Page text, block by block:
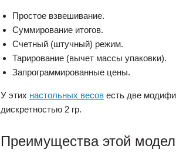
Простое взвешивание.
Суммирование итогов.
Счетный (штучный) режим.
Тарирование (вычет массы упаковки).
Запрограммированные цены.
У этих настольных весов есть две
дискретностью 2 гр.
Преимущества этой